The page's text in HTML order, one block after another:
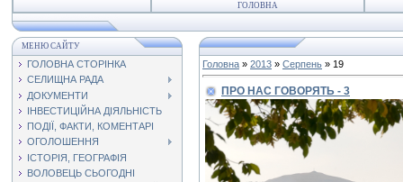
ГОЛОВНА
МЕНЮ САЙТУ
ГОЛОВНА СТОРІНКА
СЕЛИЩНА РАДА
ДОКУМЕНТИ
ІНВЕСТИЦІЙНА ДІЯЛЬНІСТЬ
ПОДІЇ, ФАКТИ, КОМЕНТАРІ
ОГОЛОШЕННЯ
ІСТОРІЯ, ГЕОГРАФІЯ
ВОЛОВЕЦЬ СЬОГОДНІ
Головна » 2013 » Серпень » 19
ПРО НАС ГОВОРЯТЬ - 3